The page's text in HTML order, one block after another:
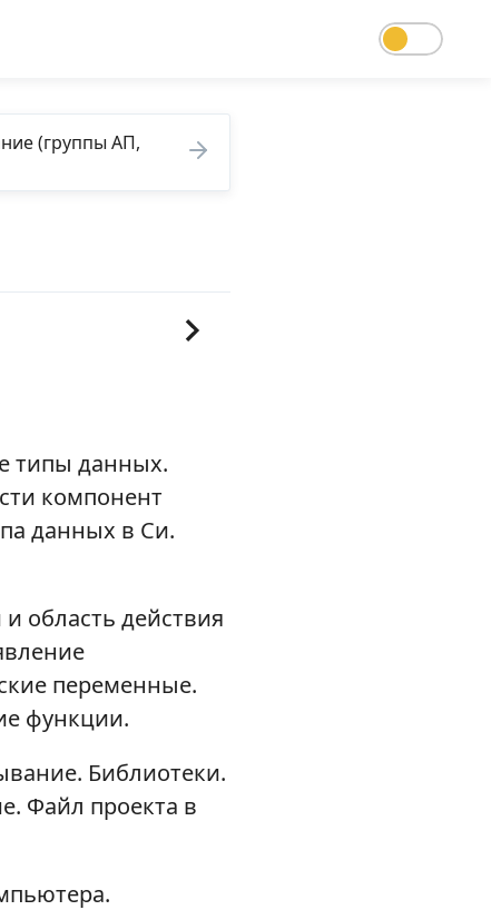
АП,
типы данных.
компонент
данных в Си.
область действия
переменные.
функции.
Библиотеки.
Файл проекта в